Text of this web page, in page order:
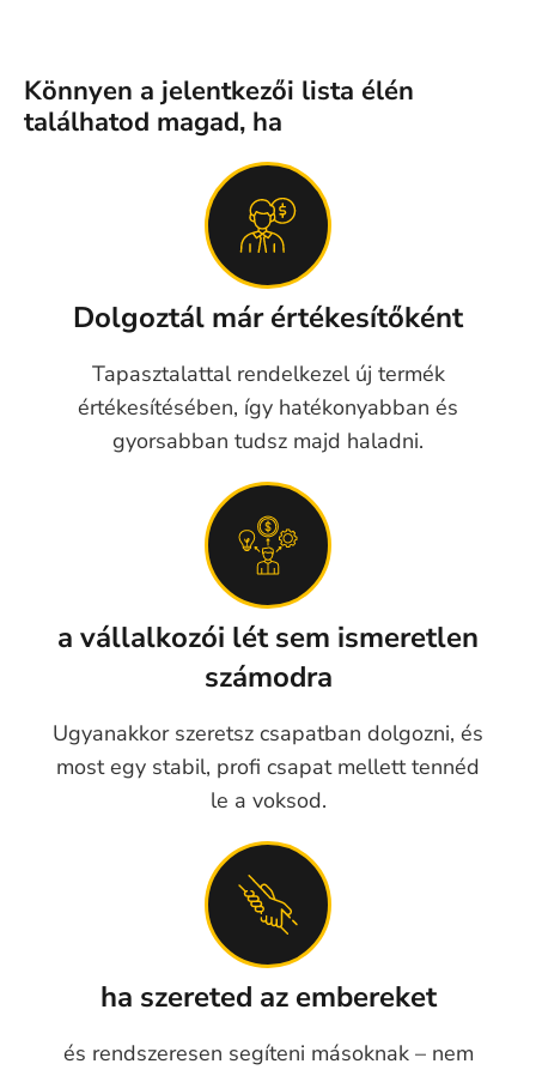
Könnyen a jelentkezői lista élén
találhatod magad, ha
Dolgoztál már értékesítőként
Tapasztalattal rendelkezel új termék
értékesítésében, így hatékonyabban és
gyorsabban tudsz majd haladni.
a vállalkozói lét sem ismeretlen
számodra
Ugyanakkor szeretsz csapatban dolgozni, és
most egy stabil, profi csapat mellett tennéd
le a voksod.
ha szereted az embereket
és rendszeresen segíteni másoknak – nem